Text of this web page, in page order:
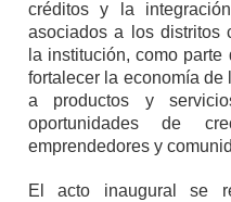
créditos y la
asociados a los distritos
la institución, como
fortalecer la economía
a productos y
oportunidades de
emprendedores y
El acto inaugural se